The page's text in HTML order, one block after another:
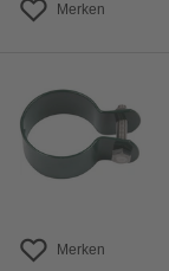
Merken
Merken